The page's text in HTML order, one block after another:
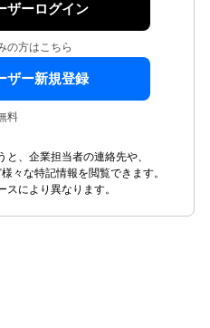
ザーログイン
の方はこちら
ザー新規登録
料
、企業担当者の連絡先や、
々な特記情報を閲覧できます。
により異なります。